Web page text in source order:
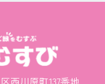
西川原町137番地